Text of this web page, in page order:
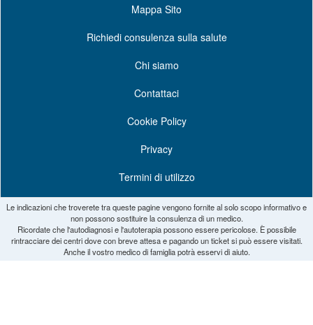
Mappa Sito
Richiedi consulenza sulla salute
Chi siamo
Contattaci
Cookie Policy
Privacy
Termini di utilizzo
Le indicazioni che troverete tra queste pagine vengono fornite al solo scopo informativo e
non possono sostituire la consulenza di un medico.
Ricordate che l'autodiagnosi e l'autoterapia possono essere pericolose. È possibile
rintracciare dei centri dove con breve attesa e pagando un ticket si può essere visitati.
Anche il vostro medico di famiglia potrà esservi di aiuto.